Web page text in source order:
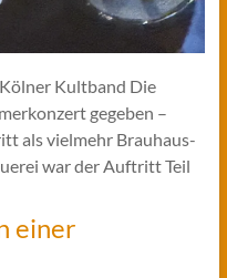
Kultband Die
gegeben –
als vielmehr Brauhaus-
war der Auftritt Teil
einer